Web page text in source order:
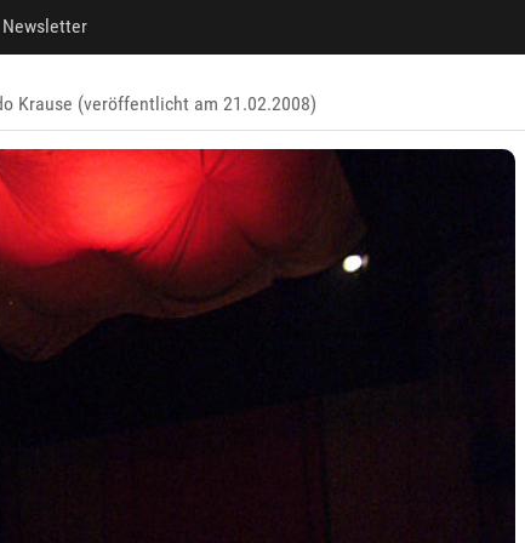
Newsletter
Krause (veröffentlicht am 21.02.2008)